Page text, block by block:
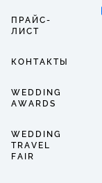
ПРАЙС-
ЛИСТ
КОНТАКТЫ
WEDDING
AWARDS
WEDDING
TRAVEL
FAIR